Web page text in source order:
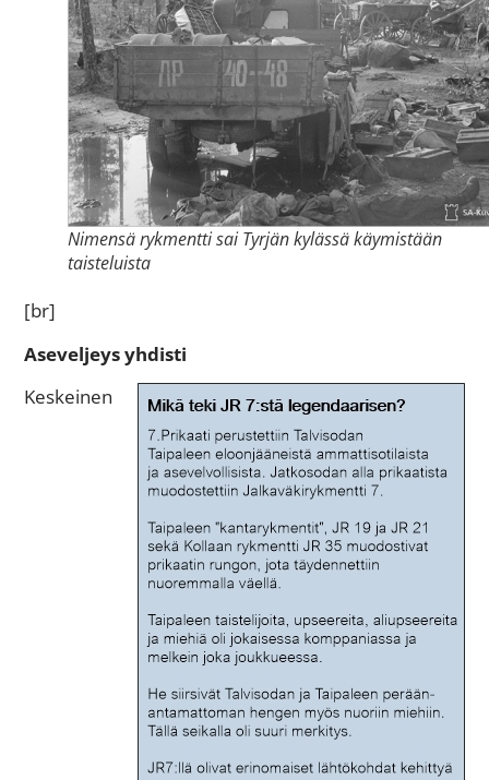
Nimensä rykmentti sai Tyrjän kylässä käymistään
taisteluista
[br]
Aseveljeys yhdisti
Keskeinen